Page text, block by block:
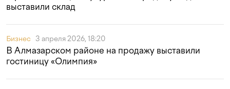
выставили склад
Бизнес 3 апреля 2026, 18:20
В Алмазарском районе на продажу выставили
гостиницу «Олимпия»